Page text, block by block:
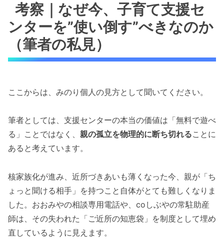
考察｜なぜ今、子育て支援セ
ンターを”使い倒す”べきなのか
（筆者の私見）
ここからは、みのり個人の見方として聞いてください。
筆者としては、支援センターの本当の価値は「無料で遊べ
る」ことではなく、 親の孤立を物理的に断ち切れることに
あると考えています。
核家族化が進み、近所づきあいも薄くなった今、親が「ち
ょっと聞ける相手」を持つこと自体がとても難しくなりま
した。おおみやの相談専用電話や、coしぶやの常駐助産
師は、その失われた「ご近所の知恵袋」を制度として埋め
直しているように見えます。